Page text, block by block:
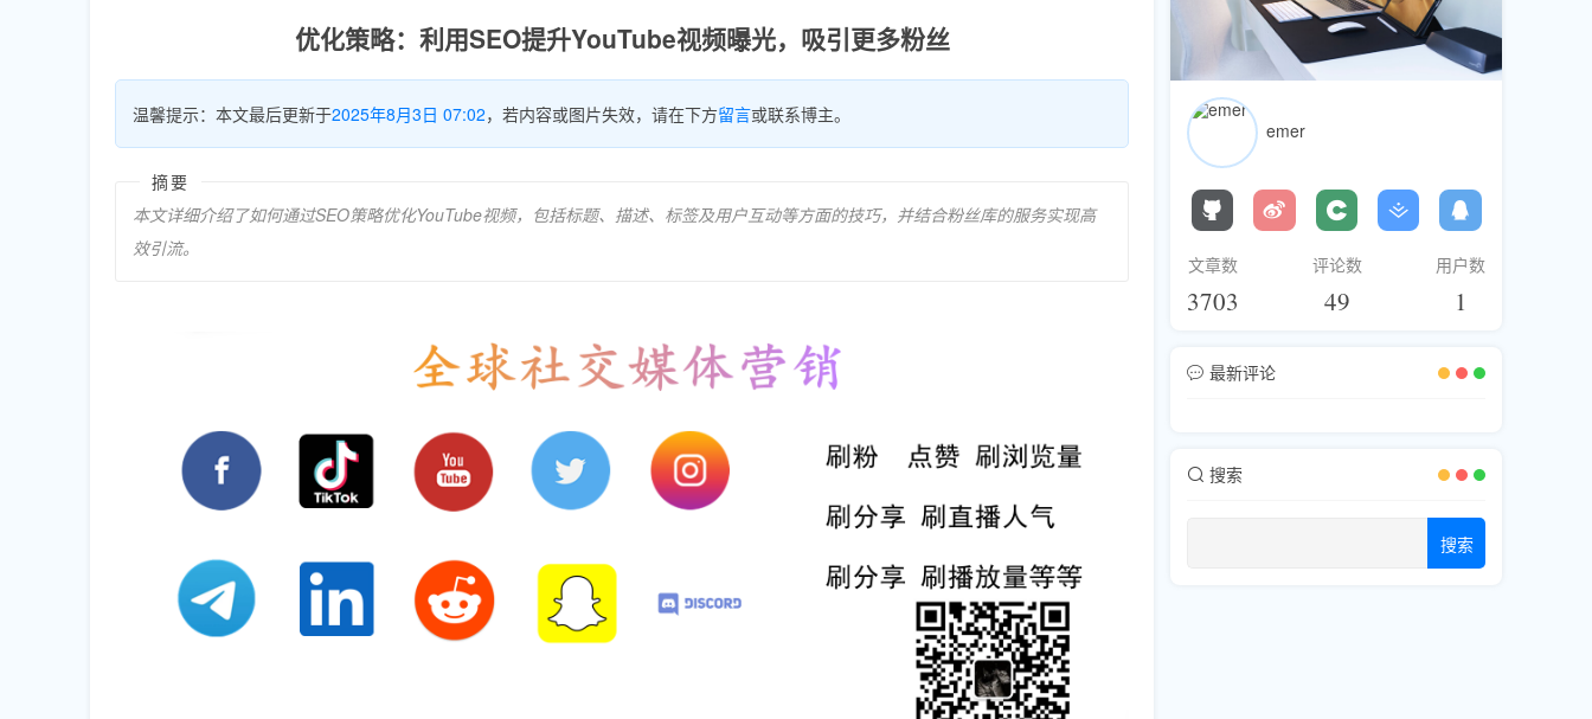
优化策略：利用SEO提升YouTube视频曝光，吸引更多粉丝
温馨提示：本文最后更新于2025年8月3日 07:02，若内容或图片失效，请在下方留言或联系博主。
摘要
本文详细介绍了如何通过SEO策略优化YouTube视频，包括标题、描述、标签及用户互动等方面的技巧，并结合粉丝库的服务实现高
效引流。
emer
文章数
3703
评论数
49
用户数
1
最新评论
搜索
搜索